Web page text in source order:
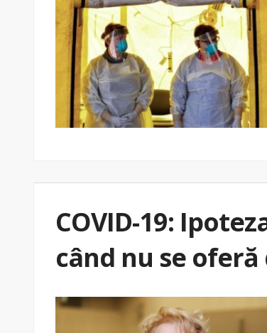
COVID-19:
când nu se